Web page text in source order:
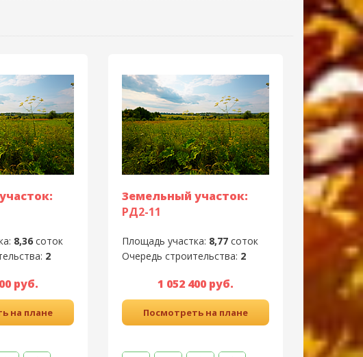
8,36 соток
2
руб.
на плане
Земельный участок:
РД2-11
Площадь участка: 8,77 соток
Очередь строительства: 2
1 052 400 руб.
Посмотреть на плане